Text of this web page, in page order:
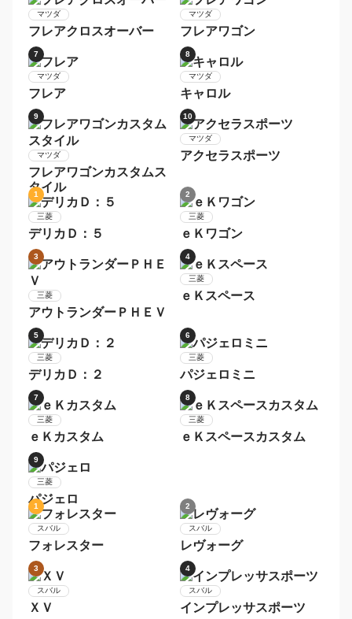
9
ホンダ
フリードハイブリッド
10
ホンダ
Ｎ−ＷＧＮカスタム
1
マツダ
ＣＸ−５
2
マツダ
デミオ
3
マツダ
ロードスター
4
マツダ
ＣＸ−３
5
マツダ
フレアクロスオーバー
マツダ
フレアワゴン
7
マツダ
フレア
8
マツダ
キャロル
9
マツダ
フレアワゴンカスタムス
タイル
10
アクセラスポーツ
1
三菱
デリカＤ：５
三菱
ｅＫワゴン
3
三菱
アウトランダーＰＨＥＶ
4
5
三菱
デリカＤ：２
6
三菱
パジェロミニ
7
三菱
8
三菱